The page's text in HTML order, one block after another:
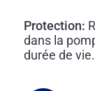
Protection:
dans la
durée de vie.